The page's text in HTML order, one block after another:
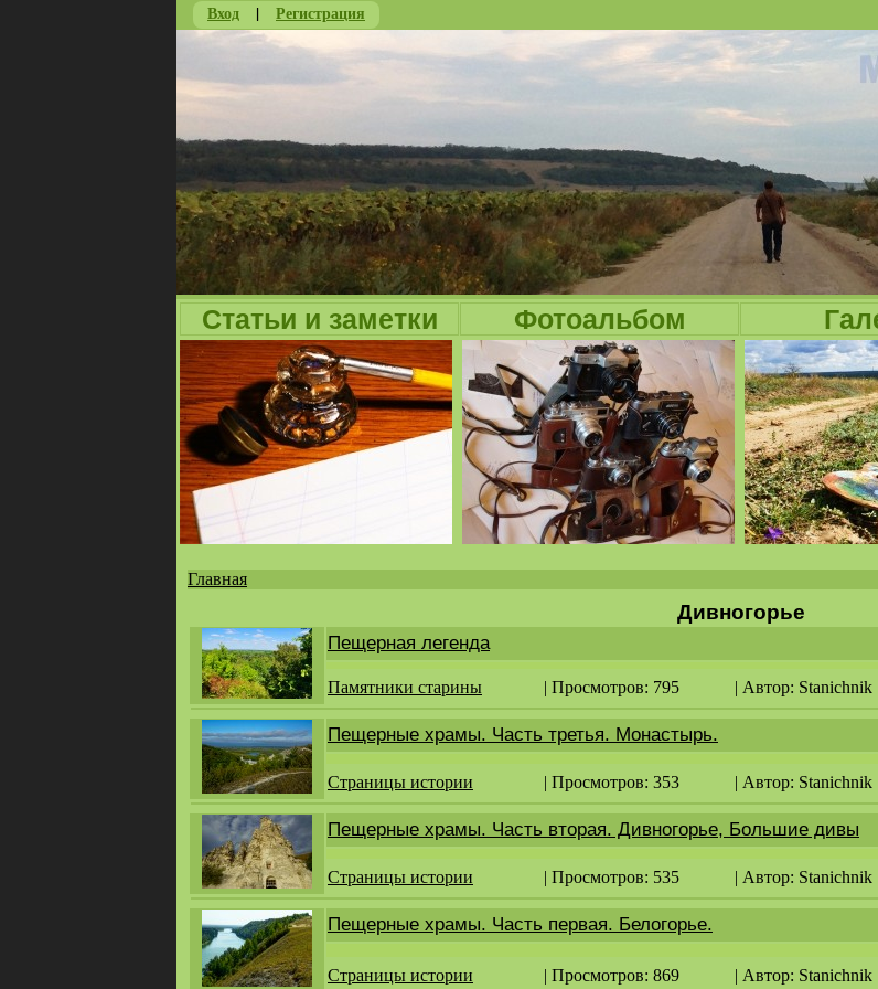
Вход | Регистрация
Статьи и заметки Фотоальбом
здесь
Главная
Дивногорье
Пещерная легенда
Памятники старины | Просмотров: 795 | Автор: Stanichnik
Пещерные храмы. Часть третья. Монастырь.
Страницы истории | Просмотров: 353 | Автор: Stanichnik
Пещерные храмы. Часть вторая. Дивногорье, Большие дивы
Страницы истории | Просмотров: 535 | Автор: Stanichnik
Пещерные храмы. Часть первая. Белогорье.
Страницы истории | Просмотров: 869 | Автор: Stanichnik